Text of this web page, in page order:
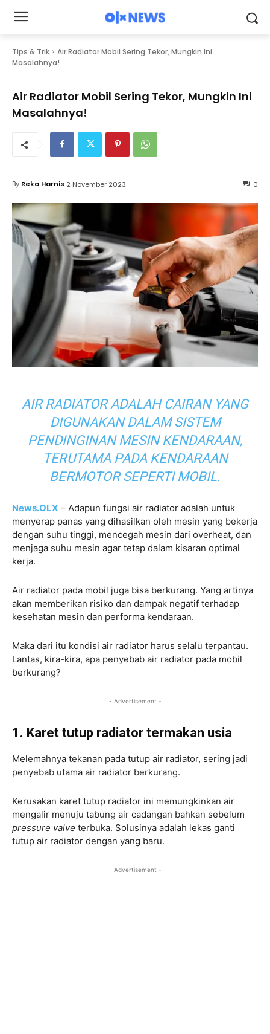
Tips & Trik
Air Radiator Mobil Sering Tekor, Mungkin Ini
Masalahnya!
Air Radiator Mobil Sering Tekor, Mungkin Ini
Masalahnya!
0
By Reka Harnis 2 November 2023
AIR RADIATOR ADALAH CAIRAN YANG
DIGUNAKAN DALAM SISTEM
PENDINGINAN MESIN KENDARAAN,
TERUTAMA PADA KENDARAAN
BERMOTOR SEPERTI MOBIL.
News.OLX – Adapun fungsi air radiator adalah untuk
menyerap panas yang dihasilkan oleh mesin yang bekerja
dengan suhu tinggi, mencegah mesin dari overheat, dan
menjaga suhu mesin agar tetap dalam kisaran optimal
kerja.
Air radiator pada mobil juga bisa berkurang. Yang artinya
akan memberikan risiko dan dampak negatif terhadap
kesehatan mesin dan performa kendaraan.
Maka dari itu kondisi air radiator harus selalu terpantau.
Lantas, kira-kira, apa penyebab air radiator pada mobil
berkurang?
- Advertisement -
1. Karet tutup radiator termakan usia
Melemahnya tekanan pada tutup air radiator, sering jadi
penyebab utama air radiator berkurang.
Kerusakan karet tutup radiator ini memungkinkan air
mengalir menuju tabung air cadangan bahkan sebelum
pressure valve terbuka. Solusinya adalah lekas ganti
tutup air radiator dengan yang baru.
- Advertisement -